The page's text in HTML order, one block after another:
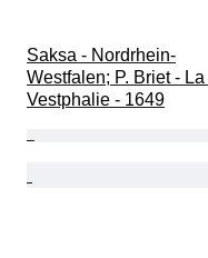
Saksa - Nordrhein-
Westfalen; P. Briet - La
Vestphalie - 1649